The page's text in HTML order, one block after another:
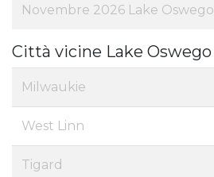
Novembre 2026 Lake Oswego
Città vicine Lake Oswego
Milwaukie
West Linn
Tigard